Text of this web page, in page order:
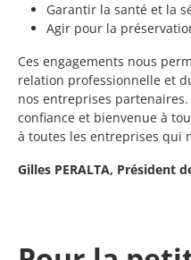
Garantir la santé et la
Agir pour la
Ces engagements nous
relation professionnelle et
nos entreprises
confiance et bienvenue à
à toutes les entreprises qui
Gilles PERALTA, Président